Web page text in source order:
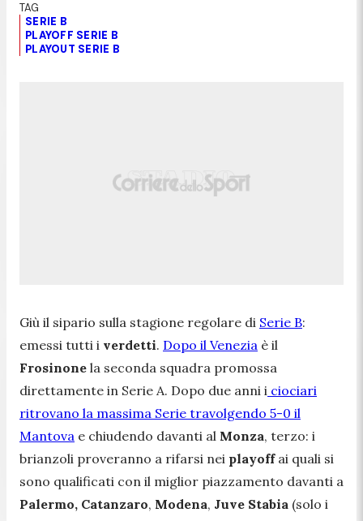
SERIE B
PLAYOFF SERIE B
PLAYOUT SERIE B
Giù il sipario sulla stagione regolare di Serie B:
emessi tutti i verdetti. Dopo il Venezia è il
Frosinone la seconda squadra promossa
direttamente in Serie A. Dopo due anni i ciociari
ritrovano la massima Serie travolgendo 5-0 il
Mantova e chiudendo davanti al Monza, terzo: i
brianzoli proveranno a rifarsi nei playoff ai quali si
sono qualificati con il miglior piazzamento davanti a
Palermo, Catanzaro, Modena, Juve Stabia (solo i